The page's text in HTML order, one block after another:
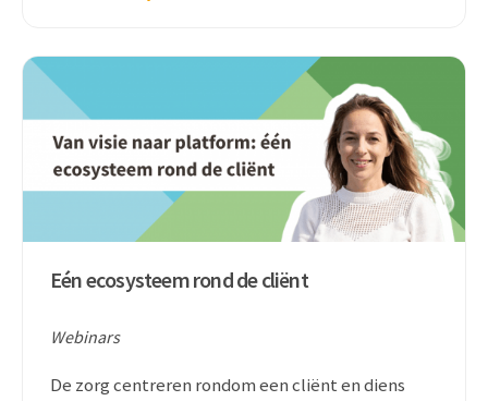
Eén ecosysteem rond de cliënt
Webinars
De zorg centreren rondom een cliënt en diens